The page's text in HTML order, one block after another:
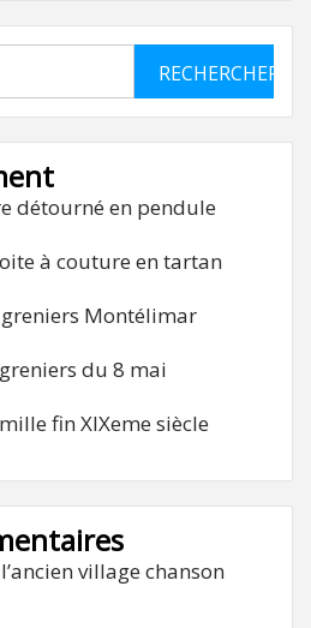
détourné en pendule
à couture en tartan
Montélimar
du 8 mai
fin XIXeme siècle
village chanson